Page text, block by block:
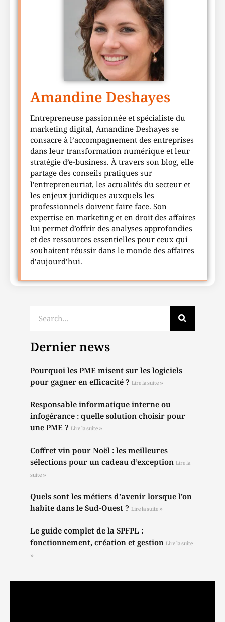
Amandine Deshayes
Entrepreneuse passionnée et spécialiste du
marketing digital, Amandine Deshayes se
consacre à l’accompagnement des entreprises
dans leur transformation numérique et leur
stratégie d’e-business. À travers son blog, elle
partage des conseils pratiques sur
l’entrepreneuriat, les actualités du secteur et
les enjeux juridiques auxquels les
professionnels doivent faire face. Son
expertise en marketing et en droit des affaires
lui permet d’offrir des analyses approfondies
et des ressources essentielles pour ceux qui
souhaitent réussir dans le monde des affaires
d’aujourd’hui.
Dernier news
Pourquoi les PME misent sur les logiciels
pour gagner en efficacité ? Lire la suite »
Responsable informatique interne ou
infogérance : quelle solution choisir pour
une PME ? Lire la suite »
Coffret vin pour Noël : les meilleures
sélections pour un cadeau d’exception Lire la
suite »
Quels sont les métiers d’avenir lorsque l’on
habite dans le Sud-Ouest ? Lire la suite »
Le guide complet de la SPFPL :
fonctionnement, création et gestion Lire la suite
»